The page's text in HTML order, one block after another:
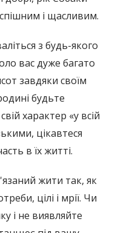
і щасливим.
з будь-якого
вас дуже багато
завдяки своїм
будьте
характер «у всій
цікавтеся
в їх житті.
жити так, як
цілі і мрії. Чи
і не виявляйте